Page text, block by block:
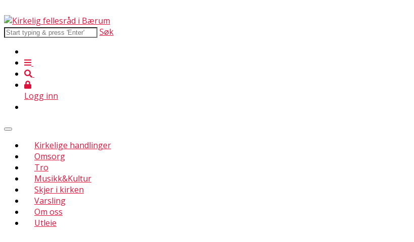
Søk
Logg inn
Kirkelige handlinger
Omsorg
Tro
Musikk&Kultur
Skjer i kirken
Varsling
Om oss
Utleie